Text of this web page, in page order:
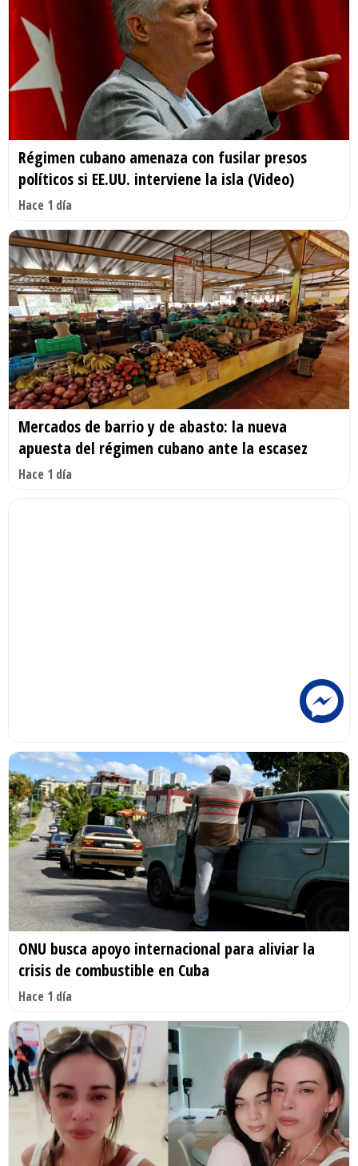
Régimen cubano amenaza con fusilar presos
políticos si EE.UU. interviene la isla (Video)
Hace 1 día
Mercados de barrio y de abasto: la nueva
apuesta del régimen cubano ante la escasez
Hace 1 día
ONU busca apoyo internacional para aliviar la
crisis de combustible en Cuba
Hace 1 día